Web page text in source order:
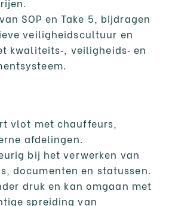
SOP en Take 5, bijdragen
veiligheidscultuur en
kwaliteits‑, veiligheids‑ en
vlot met chauffeurs,
afdelingen.
bij het verwerken van
documenten en statussen.
druk en kan omgaan met
spreiding van